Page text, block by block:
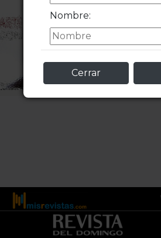
Nombre:
Cerrar